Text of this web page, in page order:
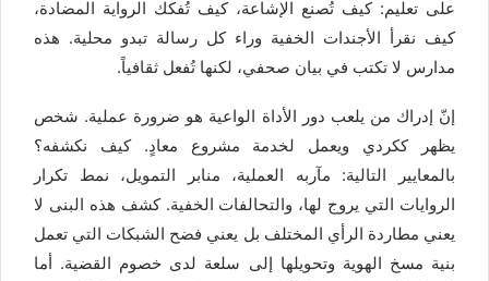
على تعليم: كيف تُصنع الإشاعة، كيف تُفكك الرواية المضادة،
كيف نقرأ الأجندات الخفية وراء كل رسالة تبدو محلية. هذه
مدارس لا تكتب في بيان صحفي، لكنها تُفعل ثقافياً.
إنّ إدراك من يلعب دور الأداة الواعية هو ضرورة عملية. شخص
يظهر ككردي ويعمل لخدمة مشروع معادٍ. كيف نكشفه؟
بالمعايير التالية: مآربه العملية، منابر التمويل، نمط تكرار
الروايات التي يروج لها، والتحالفات الخفية. كشف هذه البنى لا
يعني مطاردة الرأي المختلف بل يعني فضح الشبكات التي تعمل
بنية مسخ الهوية وتحويلها إلى سلعة لدى خصوم القضية. أما